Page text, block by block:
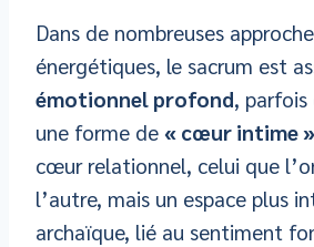
Dans de nombreuses
énergétiques, le sacrum est
émotionnel profond,
une forme de « cœur intime »
cœur relationnel, celui que
l’autre, mais un espace plus
archaïque, lié au sentiment